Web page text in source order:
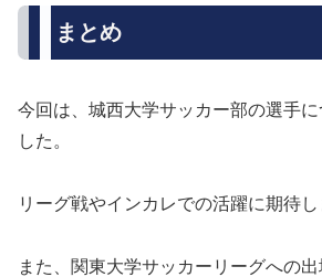
まとめ
今回は、城西大学サッカー部の選手
した。
リーグ戦やインカレでの活躍に期待し
また、関東大学サッカーリーグへの